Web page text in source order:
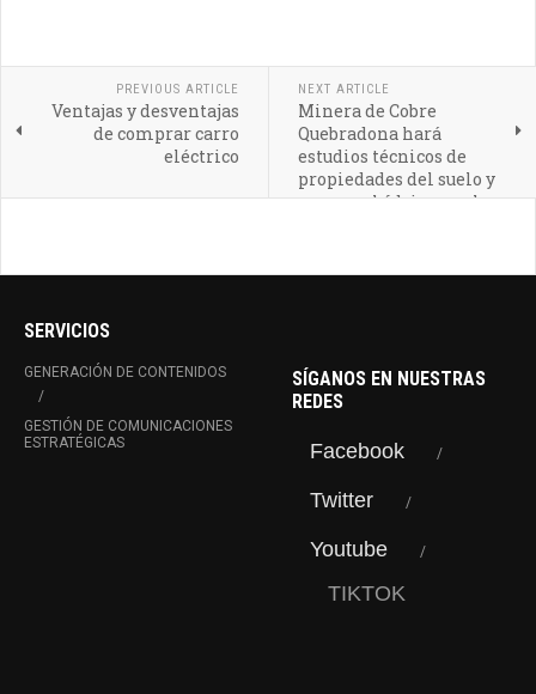
PREVIOUS ARTICLE
Ventajas y desventajas
de comprar carro
eléctrico
NEXT ARTICLE
Minera de Cobre
Quebradona hará
estudios técnicos de
propiedades del suelo y
recursos hídricos en la
SERVICIOS
GENERACIÓN DE CONTENIDOS
GESTIÓN DE COMUNICACIONES
ESTRATÉGICAS
SÍGANOS EN NUESTRAS
REDES
Facebook
Twitter
Youtube
TIKTOK